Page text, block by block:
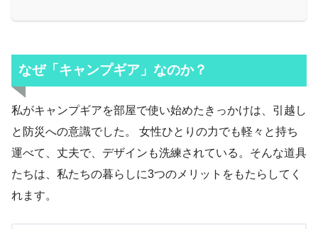
なぜ「キャンプギア」なのか？
私がキャンプギアを部屋で使い始めたきっかけは、引越し
と防災への意識でした。 女性ひとりの力でも軽々と持ち
運べて、丈夫で、デザインも洗練されている。そんな道具
たちは、私たちの暮らしに3つのメリットをもたらしてく
れます。